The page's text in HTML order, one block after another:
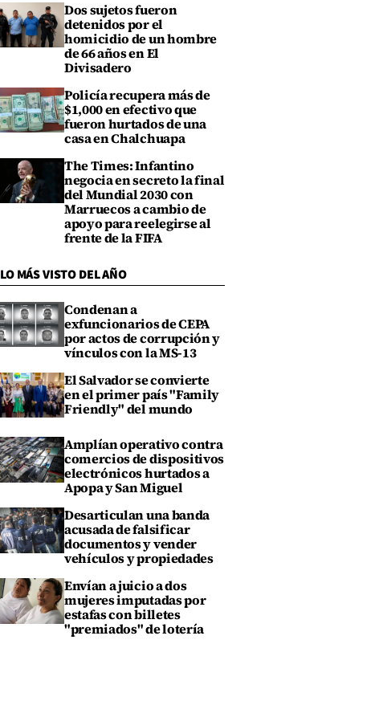
Dos sujetos fueron
detenidos por el
homicidio de un hombre
de 66 años en El
Divisadero
Policía recupera más de
$1,000 en efectivo que
fueron hurtados de una
casa en Chalchuapa
The Times: Infantino
negocia en secreto la final
del Mundial 2030 con
Marruecos a cambio de
apoyo para reelegirse al
frente de la FIFA
LO MÁS VISTO DEL AÑO
Condenan a
exfuncionarios de CEPA
por actos de corrupción y
vínculos con la MS-13
El Salvador se convierte
en el primer país "Family
Friendly" del mundo
Amplían operativo contra
comercios de dispositivos
electrónicos hurtados a
Apopa y San Miguel
Desarticulan una banda
acusada de falsificar
documentos y vender
vehículos y propiedades
Envían a juicio a dos
mujeres imputadas por
estafas con billetes
"premiados" de lotería